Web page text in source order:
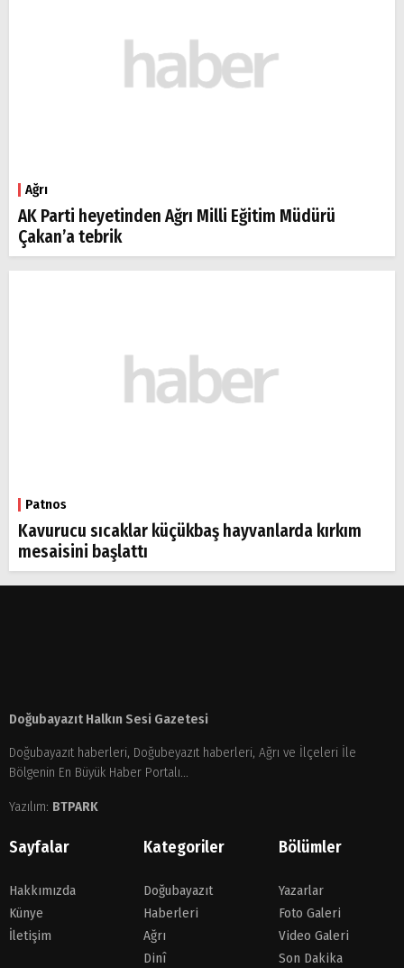
Ağrı
AK Parti heyetinden Ağrı Milli Eğitim Müdürü
Çakan’a tebrik
Patnos
Kavurucu sıcaklar küçükbaş hayvanlarda kırkım
mesaisini başlattı
Doğubayazıt Halkın Sesi Gazetesi
Doğubayazıt haberleri, Doğubeyazıt haberleri, Ağrı ve İlçeleri İle
Bölgenin En Büyük Haber Portalı...
Yazılım: BTPARK
Sayfalar
Hakkımızda
Künye
İletişim
Kategoriler
Doğubayazıt
Haberleri
Ağrı
Dinî
Bölümler
Yazarlar
Foto Galeri
Video Galeri
Son Dakika